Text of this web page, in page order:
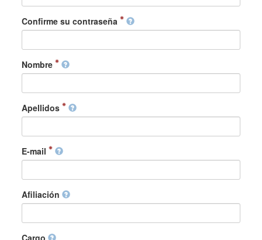
Confirme su contraseña
Nombre
Apellidos
E-mail
Afiliación
Cargo